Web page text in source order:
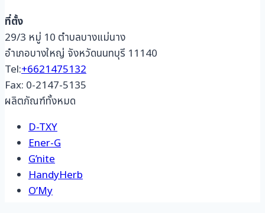
ที่ตั้ง
29/3 หมู่ 10 ตำบลบางแม่นาง
อำเภอบางใหญ่ จังหวัดนนทบุรี 11140
Tel:+6621475132
Fax: 0-2147-5135
ผลิตภัณฑ์ทั้งหมด
D-TXY
Ener-G
G’nite
HandyHerb
O’My